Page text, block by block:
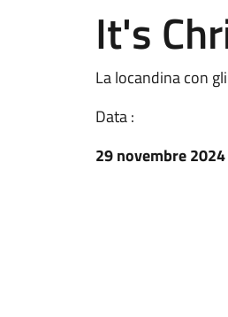
It's
La locandina con
Data :
29 novembre 2024